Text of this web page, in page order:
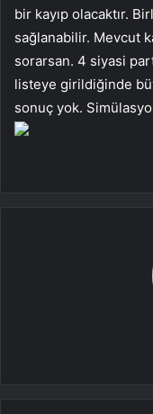
bir kayıp olacaktır.
sağlanabilir. Mevcut
sorarsan. 4 siyasi
listeye girildiğinde
sonuç yok.